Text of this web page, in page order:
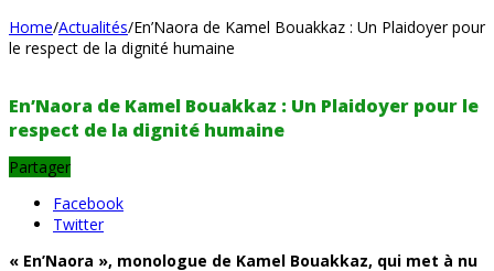
Home/Actualités/En’Naora de Kamel Bouakkaz : Un Plaidoyer pour
le respect de la dignité humaine
En’Naora de Kamel Bouakkaz : Un Plaidoyer pour le
respect de la dignité humaine
Partager
Facebook
Twitter
« En’Naora », monologue de Kamel Bouakkaz, qui met à nu